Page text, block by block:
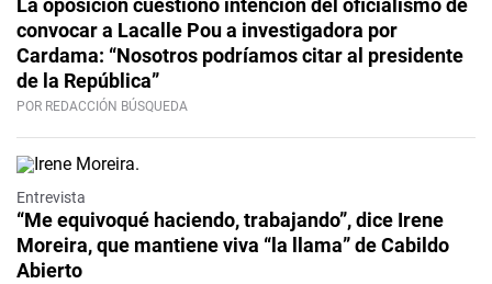
La oposición cuestionó intención del oficialismo de
convocar a Lacalle Pou a investigadora por
Cardama: “Nosotros podríamos citar al presidente
de la República”
POR REDACCIÓN BÚSQUEDA
Video
Entrevista
“Me equivoqué haciendo, trabajando”, dice Irene
Moreira, que mantiene viva “la llama” de Cabildo
Abierto